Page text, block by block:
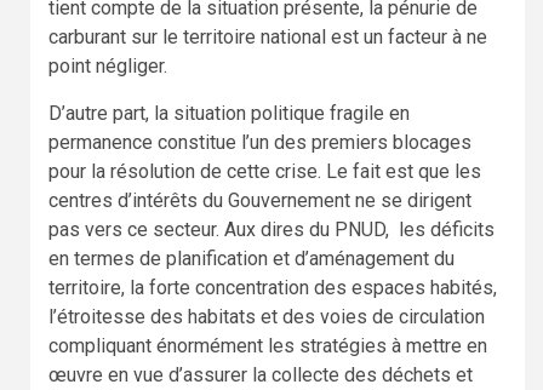
tient compte de la situation présente, la pénurie de
carburant sur le territoire national est un facteur à ne
point négliger.
D’autre part, la situation politique fragile en
permanence constitue l’un des premiers blocages
pour la résolution de cette crise. Le fait est que les
centres d’intérêts du Gouvernement ne se dirigent
pas vers ce secteur. Aux dires du PNUD, les déficits
en termes de planification et d’aménagement du
territoire, la forte concentration des espaces habités,
l’étroitesse des habitats et des voies de circulation
compliquant énormément les stratégies à mettre en
œuvre en vue d’assurer la collecte des déchets et